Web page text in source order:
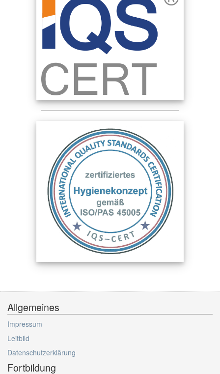
Allgemeines
Impressum
Leitbild
Datenschutzerklärung
Fortbildung